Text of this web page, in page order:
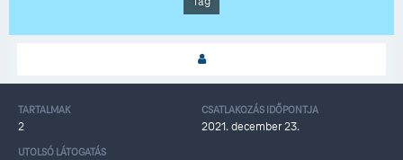
TARTALMAK
2
CSATLAKOZÁS IDŐPONTJA
2021. december 23.
UTOLSÓ LÁTOGATÁS